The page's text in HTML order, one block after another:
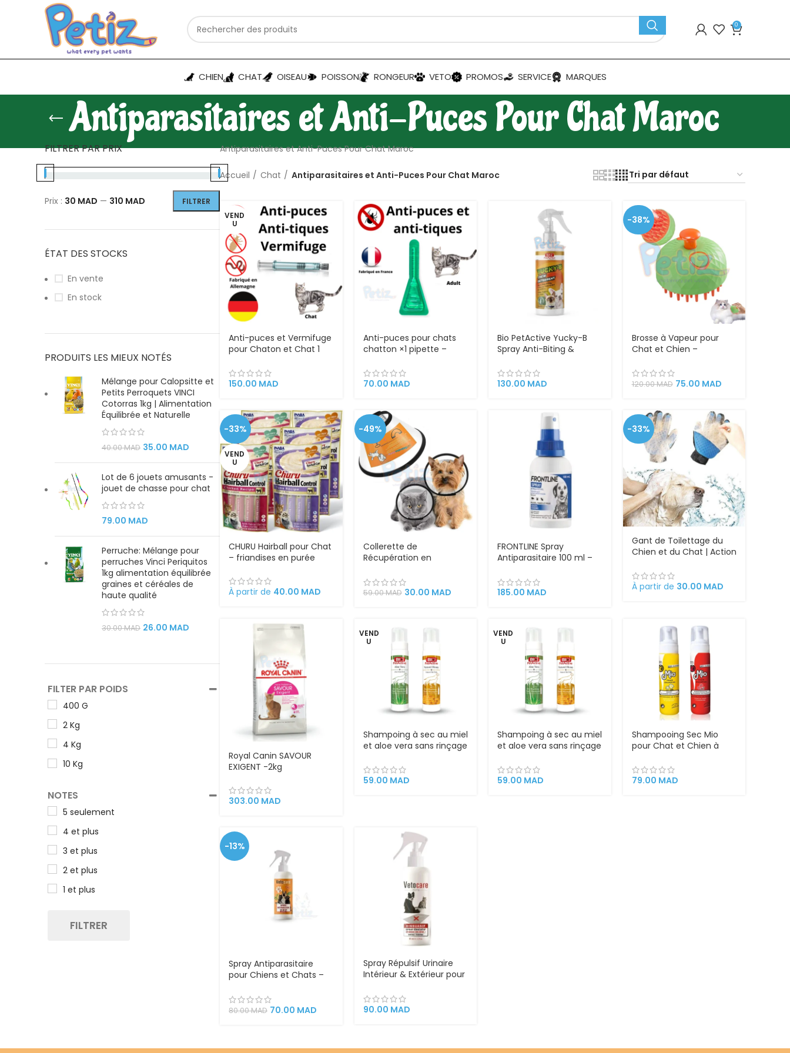
0
CHIEN CHAT OISEAU POISSON RONGEUR VETO PROMOS SERVICE MARQUES
Antiparasitaires et Anti-Puces Pour Chat Maroc
FILTRER PAR PRIX
FILTRER
Prix : 30 MAD — 310 MAD
ÉTAT DES STOCKS
En vente
En stock
PRODUITS LES MIEUX NOTÉS
Mélange pour Calopsitte et
Petits Perroquets VINCI
Cotorras 1kg | Alimentation
Équilibrée et Naturelle
40.00MAD 35.00 MAD
Lot de 6 jouets amusants -
jouet de chasse pour chat
79.00 MAD
Perruche: Mélange pour
perruches Vinci Periquitos
1kg alimentation équilibrée
graines et céréales de
haute qualité
30.00MAD 26.00 MAD
FILTER PAR POIDS
400 G
2 Kg
4 Kg
10 Kg
NOTES
5 seulement
4 et plus
3 et plus
2 et plus
1 et plus
FILTRER
Antiparasitaires et Anti-Puces Pour Chat Maroc
Accueil Chat Antiparasitaires et Anti-Puces Pour Chat Maroc
VEND
U
Anti-puces et Vermifuge
pour Chaton et Chat 1
150.00 MAD
Anti-puces pour chats
chatton ×1 pipette –
70.00 MAD
Bio PetActive Yucky-B
Spray Anti-Biting &
Scratching pour Chiens
et Chats 250ml –
130.00 MAD
-38%
Brosse à Vapeur pour
Chat et Chien –
Pulvérisation, Lumière UV
et Extraction Facile des
120.00MAD 75.00 MAD
-33%
VEND
U
CHURU Hairball pour Chat
– friandises en purée
À partir de 40.00 MAD
-49%
Collerette de
Récupération en
Chien – Protection
Confortable et Sûre
M pour Animaux de 6 à 10
kg
59.00MAD 30.00 MAD
FRONTLINE Spray
Antiparasitaire 100 ml –
Chiots et Chatons |
Élimine Puces et Tiques
185.00 MAD
-33%
Gant de Toilettage du
Chien et du Chat | Action
Massage, Bain et
Récupération des Poils |
de Pelage.
À partir de 30.00 MAD
Royal Canin SAVOUR
EXIGENT -2kg
303.00 MAD
VEND
U
Shampoing à sec au miel
et aloe vera sans rinçage
PetActive – 200 ml
59.00 MAD
VEND
U
Shampoing à sec au miel
et aloe vera sans rinçage
PetActive – 200 ml –
Copier
59.00 MAD
Shampooing Sec Mio
pour Chat et Chien à
79.00 MAD
-13%
Spray Antiparasitaire
pour Chiens et Chats –
80.00MAD 70.00 MAD
Spray Répulsif Urinaire
Intérieur & Extérieur pour
200ml
90.00 MAD